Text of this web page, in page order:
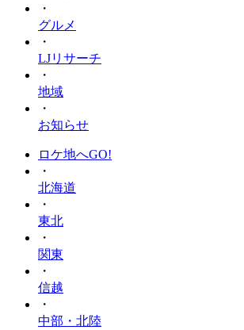
・
グルメ
・
LJリサーチ
・
地域
・
お知らせ
ロケ地へGO!
・
北海道
・
東北
・
関東
・
信越
・
中部・北陸